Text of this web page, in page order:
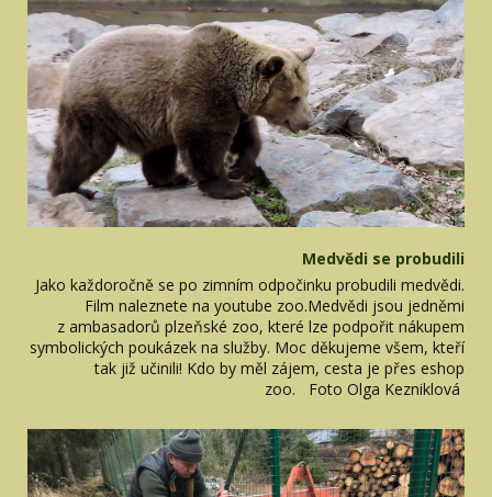
Medvědi se probudili
Jako každoročně se po zimním odpočinku probudili medvědi.
Film naleznete na youtube zoo.Medvědi jsou jedněmi
z ambasadorů plzeňské zoo, které lze podpořit nákupem
symbolických poukázek na služby. Moc děkujeme všem, kteří
tak již učinili! Kdo by měl zájem, cesta je přes eshop
zoo. Foto Olga Kezniklová